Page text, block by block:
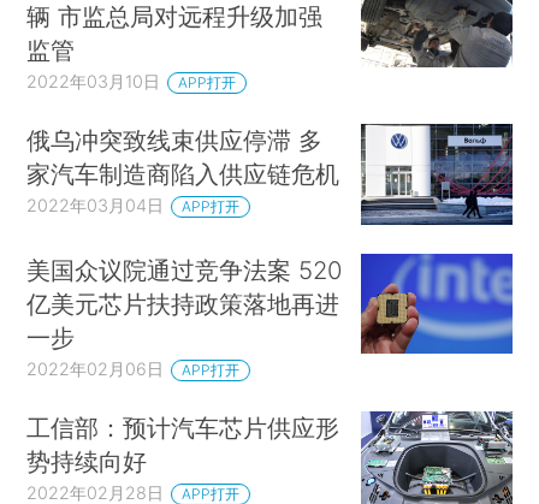
辆 市监总局对远程升级加强
监管
2022年03月10日 APP打开
俄乌冲突致线束供应停滞 多
家汽车制造商陷入供应链危机
2022年03月04日 APP打开
美国众议院通过竞争法案 520
亿美元芯片扶持政策落地再进
一步
2022年02月06日 APP打开
工信部：预计汽车芯片供应形
势持续向好
2022年02月28日 APP打开